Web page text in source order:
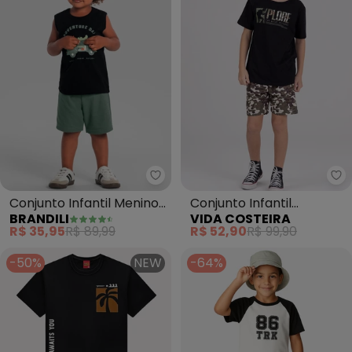
Brandili - Conjunto Infantil
Conjunto Infantil Menino
de Leãozinho (Preto)
BRANDILI
R$ 35,95R$ 89,99
Conjunto Infantil
Sublimado Camuflado
(Preto)
VIDA COSTEIRA
R$ 52,90R$ 99,90
-50%
NEW -64%